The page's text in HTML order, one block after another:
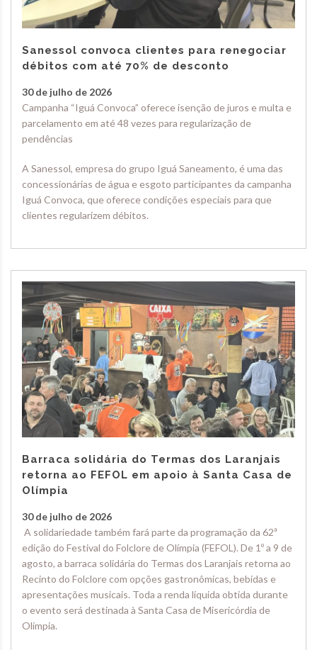
Sanessol convoca clientes para renegociar
débitos com até 70% de desconto
30 de julho de 2026
Campanha “Iguá Convoca” oferece isenção de juros e multa e
parcelamento em até 48 vezes para regularização de
pendências
A Sanessol, empresa do grupo Iguá Saneamento, é uma das
concessionárias de água e esgoto participantes da campanha
Iguá Convoca, que oferece condições especiais para que
clientes regularizem débitos.
Barraca solidária do Termas dos Laranjais
retorna ao FEFOL em apoio à Santa Casa de
Olímpia
30 de julho de 2026
A solidariedade também fará parte da programação da 62ª
edição do Festival do Folclore de Olímpia (FEFOL). De 1º a 9 de
agosto, a barraca solidária do Termas dos Laranjais retorna ao
Recinto do Folclore com opções gastronômicas, bebidas e
apresentações musicais. Toda a renda líquida obtida durante
o evento será destinada à Santa Casa de Misericórdia de
Olímpia.